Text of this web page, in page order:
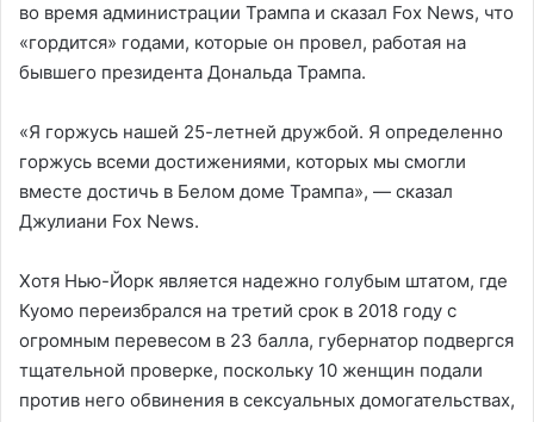
во время администрации Трампа и сказал Fox News, что
«гордится» годами, которые он провел, работая на
бывшего президента Дональда Трампа.
«Я горжусь нашей 25-летней дружбой. Я определенно
горжусь всеми достижениями, которых мы смогли
вместе достичь в Белом доме Трампа», — сказал
Джулиани Fox News.
Хотя Нью-Йорк является надежно голубым штатом, где
Куомо переизбрался на третий срок в 2018 году с
огромным перевесом в 23 балла, губернатор подвергся
тщательной проверке, поскольку 10 женщин подали
против него обвинения в сексуальных домогательствах,